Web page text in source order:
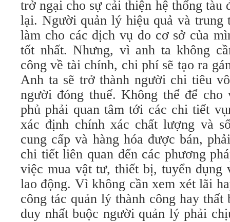
trở ngại cho sự cải thiện hệ thống tàu
lại. Người quản lý hiệu quả và trung
làm cho các dịch vụ do cơ sở của
tốt nhất. Nhưng, vì anh ta không
công về tài chính, chi phí sẽ tạo ra
Anh ta sẽ trở thành người chi tiêu
người đóng thuế. Không thể để
phủ phải quan tâm tới các chi tiết
xác định chính xác chất lượng và
cung cấp và hàng hóa được bán,
chi tiết liên quan đến các phương
việc mua vật tư, thiết bị, tuyển dụng
lao động. Vì không cần xem xét lãi
công tác quản lý thành công hay thất
duy nhất buộc người quản lý phải